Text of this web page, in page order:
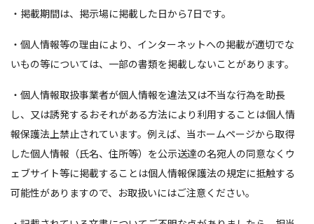
・掲載期間は、掲示場に掲載した日から7日です。
・個人情報等の理由により、インターネットへの掲載が適切でな
いもの等については、一部の書類を掲載しないことがあります。
・個人情報取扱事業者が個人情報を違法又は不当な行為を助長
し、又は誘発するおそれがある方法により利用することは個人情
報保護法上禁止されています。例えば、当ホームページから取得
した個人情報（氏名、住所等）を公示送達の名宛人の同意なくウ
ェブサイト等に掲載することは個人情報保護法の規定に抵触する
可能性がありますので、お取扱いにはご注意ください。